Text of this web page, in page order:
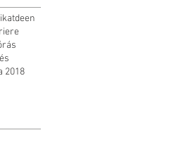
deen
2018